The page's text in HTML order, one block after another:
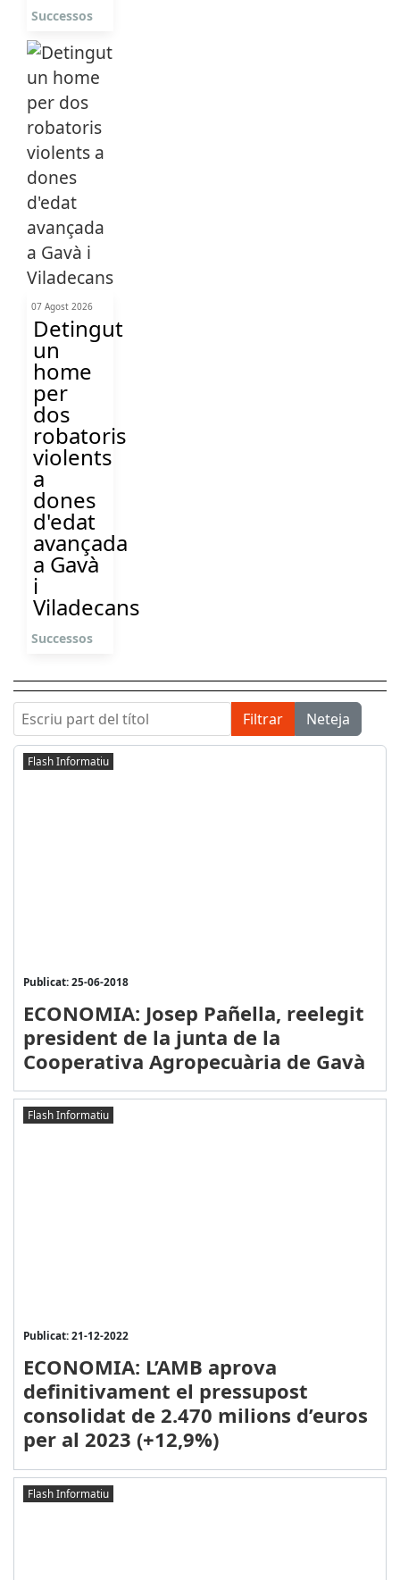
Successos
07 Agost 2026
Detingut
un
home
per
dos
robatoris
violents
a
dones
d'edat
avançada
a Gavà
i
Viladecans
Successos
Escriu part del títol Filtrar Neteja
Flash Informatiu
Publicat: 25-06-2018
ECONOMIA: Josep Pañella, reelegit
president de la junta de la
Cooperativa Agropecuària de Gavà
Flash Informatiu
Publicat: 21-12-2022
ECONOMIA: L’AMB aprova
definitivament el pressupost
consolidat de 2.470 milions d’euros
per al 2023 (+12,9%)
Flash Informatiu